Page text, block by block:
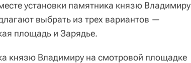
установки памятника князю Владимиру
выбрать из трех вариантов —
площадь и Зарядье.
князю Владимиру на смотровой площадке